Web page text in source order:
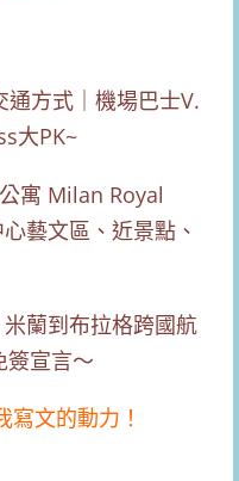
通方式｜機場巴士V.
大PK~
寓 Milan Royal
藝文區、近景點、
蘭到布拉格跨國航
簽宣言～
文的動力！